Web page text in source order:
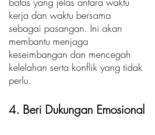
kerja dan waktu bersama
sebagai pasangan. Ini akan
membantu menjaga
keseimbangan dan mencegah
kelelahan serta konflik yang tidak
perlu.
4. Beri Dukungan Emosional